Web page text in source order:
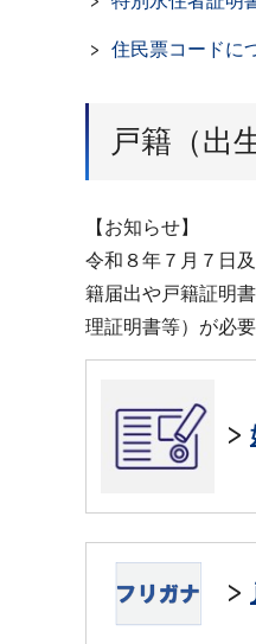
住民票コードに
戸籍（出
【お知らせ】
令和８年７月７日
籍届出や戸籍証明
理証明書等）が必